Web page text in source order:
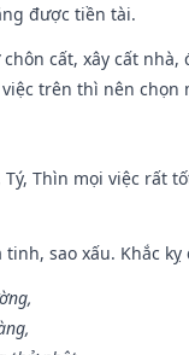
được tiền tài.
cất, xây cất
trên thì nên
Tý, Thìn mọi việc
tinh, sao xấu. Khắc